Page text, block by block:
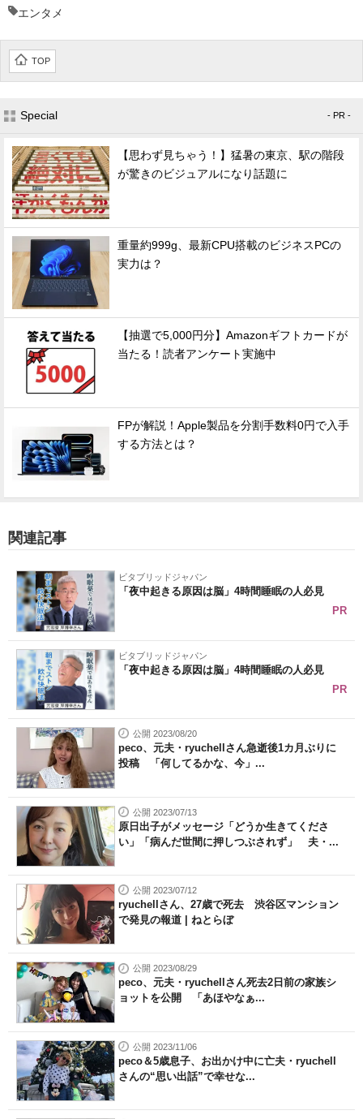
エンタメ
TOP
Special - PR -
【思わず見ちゃう！】猛暑の東京、駅の階段
が驚きのビジュアルになり話題に
重量約999g、最新CPU搭載のビジネスPCの
実力は？
【抽選で5,000円分】Amazonギフトカードが
当たる！読者アンケート実施中
FPが解説！Apple製品を分割手数料0円で入手
する方法とは？
関連記事
ビタブリッドジャパン
「夜中起きる原因は脳」4時間睡眠の人必見
PR
ビタブリッドジャパン
「夜中起きる原因は脳」4時間睡眠の人必見
PR
公開 2023/08/20
peco、元夫・ryuchellさん急逝後1カ月ぶりに
投稿 「何してるかな、今」...
公開 2023/07/13
原日出子がメッセージ「どうか生きてくださ
い」「病んだ世間に押しつぶされず」 夫・...
公開 2023/07/12
ryuchellさん、27歳で死去 渋谷区マンション
で発見の報道 | ねとらぼ
公開 2023/08/29
peco、元夫・ryuchellさん死去2日前の家族シ
ョットを公開 「あほやなぁ...
公開 2023/11/06
peco＆5歳息子、お出かけ中に亡夫・ryuchell
さんの“思い出話”で幸せな...